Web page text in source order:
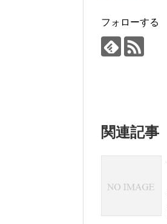
フォローする
関連記事